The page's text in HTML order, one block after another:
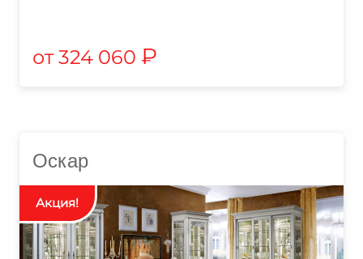
324 060 ₽
Оскар